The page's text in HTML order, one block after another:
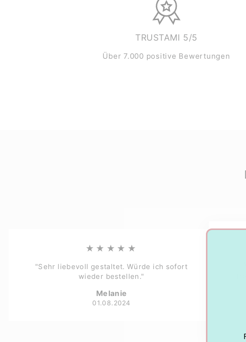
TRUSTAMI 5/5
Über 7.000 positive Bewertungen
★★★★★
"Sehr liebevoll gestaltet. Würde ich sofort
wieder bestellen."
Melanie
01.08.2024